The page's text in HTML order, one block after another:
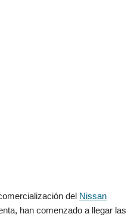
del Nissan
han comenzado a llegar las